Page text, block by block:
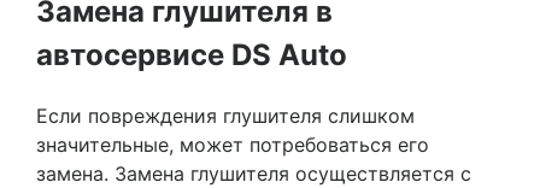
Замена глушителя в
автосервисе DS Auto
Если повреждения глушителя слишком
значительные, может потребоваться его
замена. Замена глушителя осуществляется с